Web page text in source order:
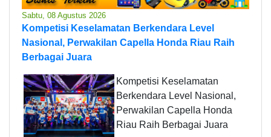
Sabtu, 08 Agustus 2026
Kompetisi Keselamatan Berkendara Level
Nasional, Perwakilan Capella Honda Riau Raih
Berbagai Juara
Kompetisi Keselamatan
Berkendara Level Nasional,
Perwakilan Capella Honda
Riau Raih Berbagai Juara